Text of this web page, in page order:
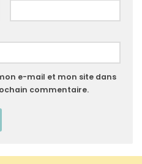
e-mail et mon site dans
commentaire.